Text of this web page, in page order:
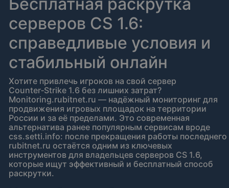
Бесплатная раскрутка
серверов CS 1.6:
справедливые условия и
стабильный онлайн
Хотите привлечь игроков на свой сервер
Counter‑Strike 1.6 без лишних затрат?
Monitoring.rubitnet.ru — надёжный мониторинг для
продвижения игровых площадок на территории
России и за её пределами. Это современная
альтернатива ранее популярным сервисам вроде
css.setti.info: после прекращения работы последнего
rubitnet.ru остаётся одним из ключевых
инструментов для владельцев серверов CS 1.6,
которые ищут эффективный и бесплатный способ
раскрутки.